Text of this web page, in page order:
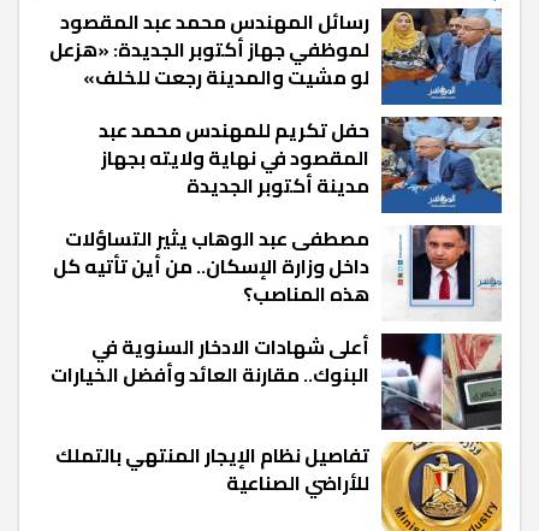
رسائل المهندس محمد عبد المقصود
لموظفي جهاز أكتوبر الجديدة: «هزعل
لو مشيت والمدينة رجعت للخلف»
حفل تكريم للمهندس محمد عبد
المقصود في نهاية ولايته بجهاز
مدينة أكتوبر الجديدة
مصطفى عبد الوهاب يثير التساؤلات
داخل وزارة الإسكان.. من أين تأتيه كل
هذه المناصب؟
أعلى شهادات الادخار السنوية في
البنوك.. مقارنة العائد وأفضل الخيارات
تفاصيل نظام الإيجار المنتهي بالتملك
للأراضي الصناعية